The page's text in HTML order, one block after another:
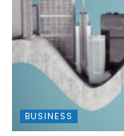
BUSINESS